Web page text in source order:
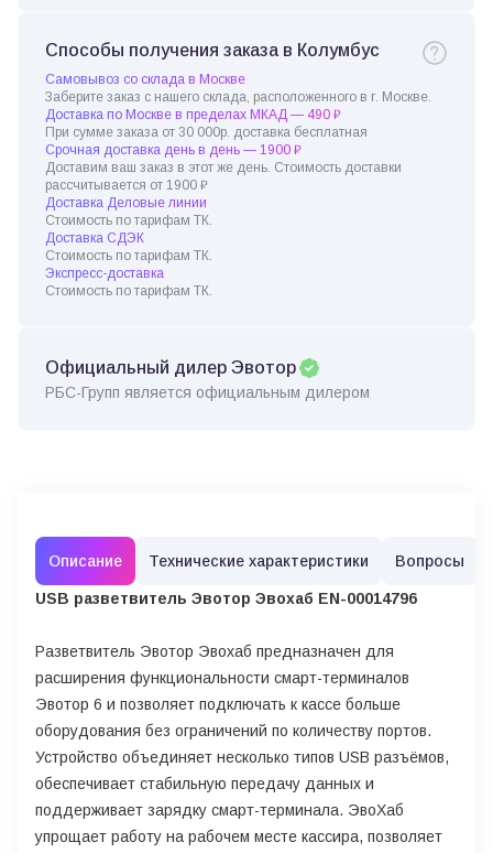
Способы получения заказа в Колумбус
Самовывоз со склада в Москве
Заберите заказ с нашего склада, расположенного в г. Москве.
Доставка по Москве в пределах МКАД — 490 ₽
При сумме заказа от 30 000р. доставка бесплатная
Срочная доставка день в день — 1900 ₽
Доставим ваш заказ в этот же день. Стоимость доставки
рассчитывается от 1900 ₽
Доставка Деловые линии
Стоимость по тарифам ТК.
Доставка СДЭК
Стоимость по тарифам ТК.
Экспресс-доставка
Стоимость по тарифам ТК.
Официальный дилер Эвотор
РБС-Групп является официальным дилером
Описание Технические характеристики Вопросы
USB разветвитель Эвотор Эвохаб EN-00014796
Разветвитель Эвотор Эвохаб предназначен для
расширения функциональности смарт-терминалов
Эвотор 6 и позволяет подключать к кассе больше
оборудования без ограничений по количеству портов.
Устройство объединяет несколько типов USB разъёмов,
обеспечивает стабильную передачу данных и
поддерживает зарядку смарт-терминала. ЭвоХаб
упрощает работу на рабочем месте кассира, позволяет